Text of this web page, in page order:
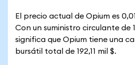
El precio actual de Opium es
Con un suministro circulante de
significa que Opium tiene una
bursátil total de 192,11 mil $.